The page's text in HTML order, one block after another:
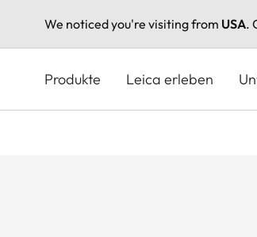
We noticed you're visiting from USA.
Produkte Leica erleben